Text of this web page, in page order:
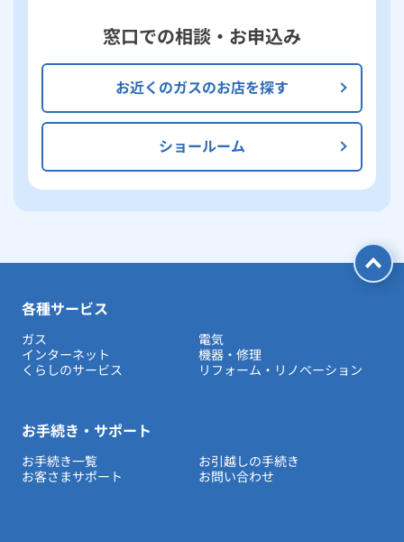
窓口での相談・お申込み
お近くのガスのお店を探す
ショールーム
各種サービス
ガス
電気
インターネット
機器・修理
くらしのサービス
リフォーム・リノベーション
お手続き・サポート
お手続き一覧
お引越しの手続き
お客さまサポート
お問い合わせ